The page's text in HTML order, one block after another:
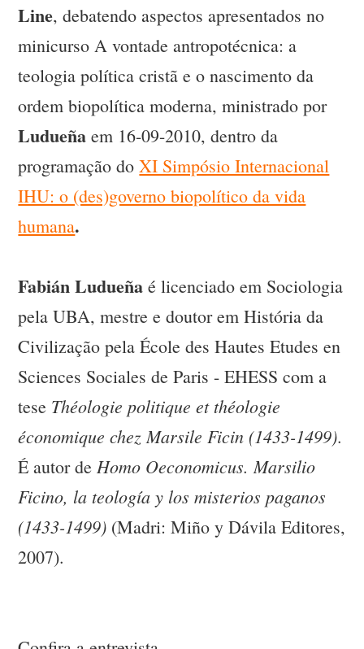
Line, debatendo aspectos apresentados no
minicurso A vontade antropotécnica: a
teologia política cristã e o nascimento da
ordem biopolítica moderna, ministrado por
Ludueña em 16-09-2010, dentro da
programação doXI Simpósio Internacional
IHU: o (des)governo biopolítico da vida
humana.
Fabián Ludueña é licenciado em Sociologia
pela UBA, mestre e doutor em História da
Civilização pela École des Hautes Etudes en
Sciences Sociales de Paris - EHESS com a
tese Théologie politique et théologie
économique chez Marsile Ficin (1433-1499).
É autor deHomo Oeconomicus. Marsilio
Ficino, la teología y los misterios paganos
(1433-1499) (Madri: Miño y Dávila Editores,
2007).